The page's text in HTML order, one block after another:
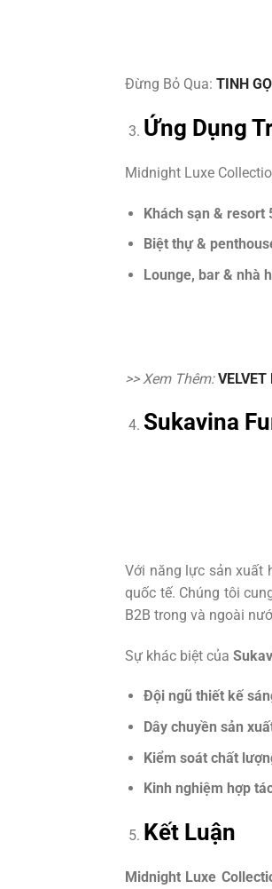
Đừng Bỏ Qua:TINH
Ứng Dụng
Midnight Luxe
Khách sạn & resort
Biệt thự &
Lounge, bar & nhà
>> Xem Thêm:
Sukavina
Với năng lực sản xuất
quốc tế. Chúng tôi
B2B trong và ngoài
Sự khác biệt của
Đội ngũ thiết kế
Dây chuyền sản
Kiểm soát chất
Kinh nghiệm hợp
Kết Luận
Midnight Luxe